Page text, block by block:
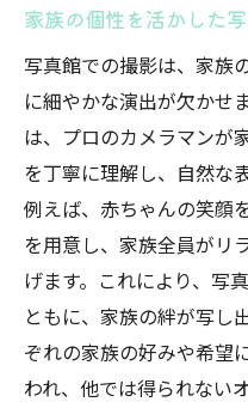
家族の個性を活かした
写真館での撮影は、家族
に細やかな演出が欠かせ
は、プロのカメラマンが
を丁寧に理解し、自然な
例えば、赤ちゃんの笑顔
を用意し、家族全員がリ
げます。これにより、写
ともに、家族の絆が写し
ぞれの家族の好みや希望
われ、他では得られない